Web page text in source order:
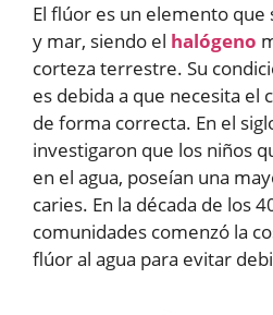
El flúor es un elemento que
y mar, siendo el halógeno
corteza terrestre. Su
es debida a que necesita el
de forma correcta. En el
investigaron que los niños
en el agua, poseían una
caries. En la década de los
comunidades comenzó la
flúor al agua para evitar